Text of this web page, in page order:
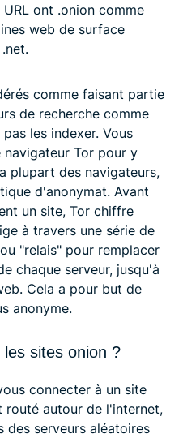
ont .onion comme
web de surface
comme faisant partie
de recherche comme
les indexer. Vous
Tor pour y
plupart des navigateurs,
d'anonymat. Avant
un site, Tor chiffre
à travers une série de
"relais" pour remplacer
chaque serveur, jusqu'à
Cela a pour but de
anonyme.
sites onion ?
connecter à un site
autour de l'internet,
des serveurs aléatoires